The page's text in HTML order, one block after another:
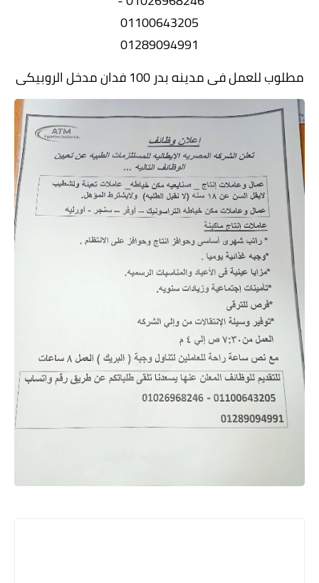
01100643205
01289094991
مطلوب للعمل فى مدينه بدر 100 فدان مدخل الروبيكى